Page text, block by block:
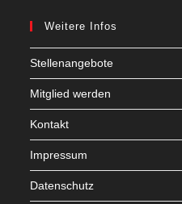
Weitere Infos
Stellenangebote
Mitglied werden
Kontakt
Impressum
Datenschutz